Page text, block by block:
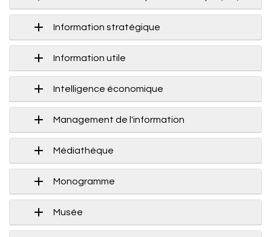
Information stratégique
Information utile
Intelligence économique
Management de l'information
Médiathèque
Monogramme
Musée